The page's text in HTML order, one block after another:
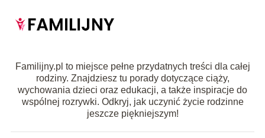
Familijny.pl to miejsce pełne przydatnych treści dla całej
rodziny. Znajdziesz tu porady dotyczące ciąży,
wychowania dzieci oraz edukacji, a także inspiracje do
wspólnej rozrywki. Odkryj, jak uczynić życie rodzinne
jeszcze piękniejszym!